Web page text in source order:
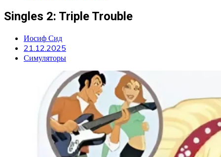
Singles 2: Triple Trouble
Иосиф Сид
21.12.2025
Симуляторы